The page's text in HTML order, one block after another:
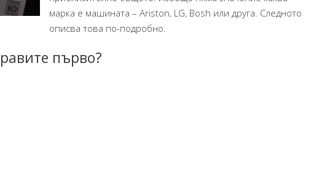
марка е машината – Ariston, LG, Bosh или друга. Следното
описва това по-подробно.
първо?